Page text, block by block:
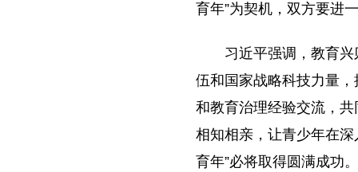
育年”为契机，双方要进
习近平强调，教育
伍和国家战略科技力量
和教育治理经验交流，
相知相亲，让青少年在
育年”必将取得圆满成功。